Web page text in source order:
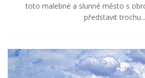
toto malebné a slunné město s
představit trochu...